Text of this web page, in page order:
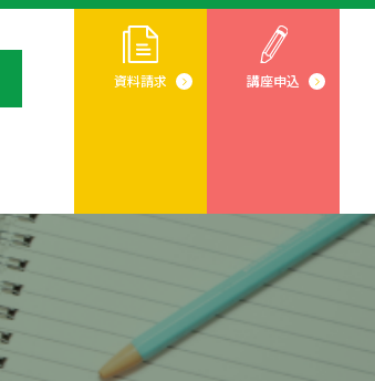
資料請求 講座申込